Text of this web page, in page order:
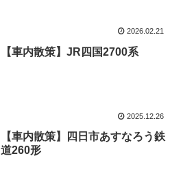
2026.02.21
【車内散策】JR四国2700系
2025.12.26
【車内散策】四日市あすなろう鉄
道260形